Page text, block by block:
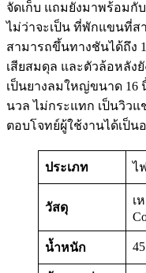
จัดเก็บ แถมยังมาพร้อม
ไม่ว่าจะเป็น ที่พักแขนที่ส
สามารถขึ้นทางชันได้ถึง
เสียสมดุล และตัวล้อหลัง
เป็นยางลมใหญ่ขนาด 16
นวล ไม่กระแทก เป็นวิว
ตอบโจทย์ผู้ใช้งานได้เป็น
ประเภท ไ
วัสดุ
เ
น้ำหนัก